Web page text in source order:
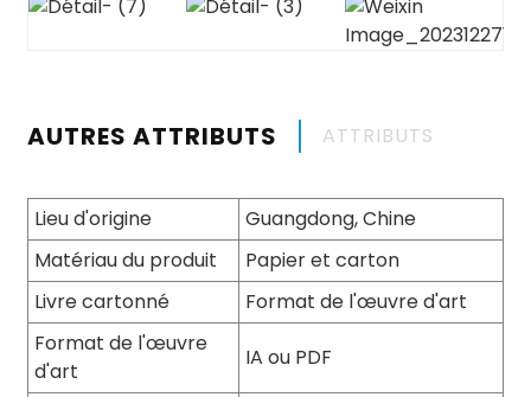
AUTRES ATTRIBUTS ATTRIBUTS
Lieu d'origine
Guangdong, Chine
Matériau du produit
Papier et carton
Livre cartonné
Format de l'œuvre d'art
Format de l'œuvre
d'art
IA ou PDF